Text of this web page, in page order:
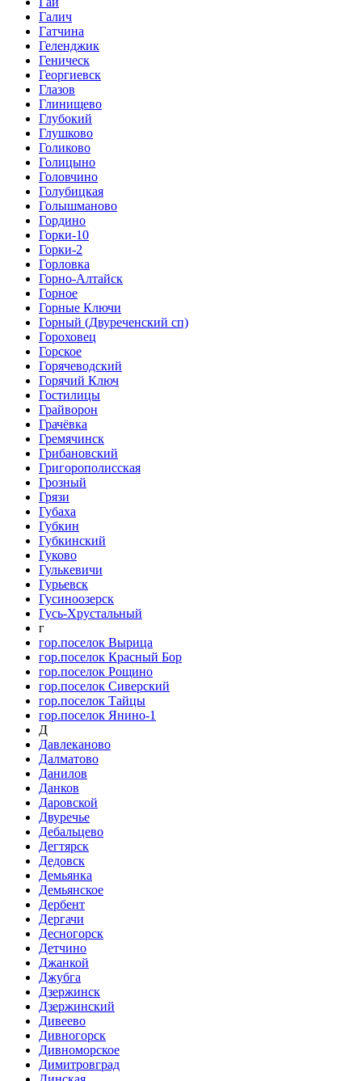
Галич
Гатчина
Геленджик
Геническ
Георгиевск
Глазов
Глинищево
Глубокий
Глушково
Голиково
Голицыно
Головчино
Голубицкая
Голышманово
Гордино
Горки-10
Горки-2
Горловка
Горно-Алтайск
Горное
Горные Ключи
Горный (Двуреченский сп)
Гороховец
Горское
Горячеводский
Горячий Ключ
Гостилицы
Грайворон
Грачёвка
Гремячинск
Грибановский
Григорополисская
Грозный
Грязи
Губаха
Губкин
Губкинский
Гуково
Гулькевичи
Гурьевск
Гусиноозерск
Гусь-Хрустальный
г
гор.поселок Вырица
гор.поселок Красный Бор
гор.поселок Рощино
гор.поселок Сиверский
гор.поселок Тайцы
гор.поселок Янино-1
Д
Давлеканово
Далматово
Данилов
Данков
Даровской
Двуречье
Дебальцево
Дегтярск
Дедовск
Демьянка
Демьянское
Дербент
Дергачи
Десногорск
Детчино
Джанкой
Джубга
Дзержинск
Дзержинский
Дивеево
Дивногорск
Дивноморское
Димитровград